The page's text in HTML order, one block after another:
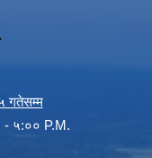
गतेसम्म
- ५:०० P.M.